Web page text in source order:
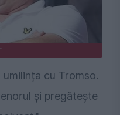
umilința cu Tromso.
și pregătește